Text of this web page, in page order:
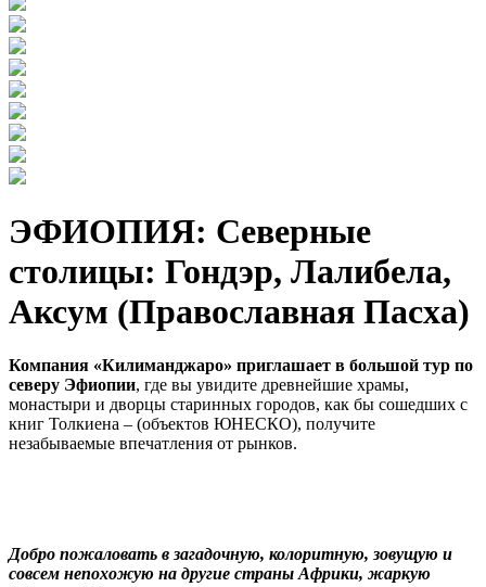
ЭФИОПИЯ: Северные
столицы: Гондэр, Лалибела,
Аксум (Православная Пасха)
Компания «Килиманджаро» приглашает в большой тур по
северу Эфиопии, где вы увидите древнейшие храмы,
монастыри и дворцы старинных городов, как бы сошедших с
книг Толкиена – (объектов ЮНЕСКО), получите
незабываемые впечатления от рынков.
Добро пожаловать в загадочную, колоритную, зовущую и
совсем непохожую на другие страны Африки, жаркую